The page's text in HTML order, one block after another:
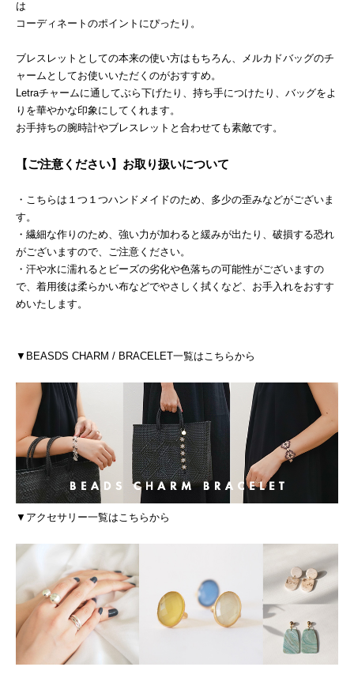
は
コーディネートのポイントにぴったり。
ブレスレットとしての本来の使い方はもちろん、メルカドバッグのチ
ャームとしてお使いいただくのがおすすめ。
Letraチャームに通してぶら下げたり、持ち手につけたり、バッグをよ
りを華やかな印象にしてくれます。
お手持ちの腕時計やブレスレットと合わせても素敵です。
【ご注意ください】お取り扱いについて
・こちらは１つ１つハンドメイドのため、多少の歪みなどがございま
す。
・繊細な作りのため、強い力が加わると緩みが出たり、破損する恐れ
がございますので、ご注意ください。
・汗や水に濡れるとビーズの劣化や色落ちの可能性がございますの
で、着用後は柔らかい布などでやさしく拭くなど、お手入れをおすす
めいたします。
▼BEASDS CHARM / BRACELET一覧はこちらから
▼アクセサリー一覧はこちらから